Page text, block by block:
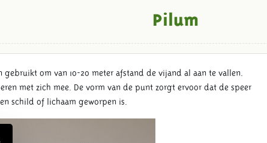
Pilum
gebruikt om van 10-20 meter afstand de vijand al aan te vallen.
met zich mee. De vorm van de punt zorgt ervoor dat de speer
schild of lichaam geworpen is.